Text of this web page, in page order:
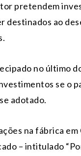
pretendem
destinados ao
no último
se o
adotado.
na fábrica em
– intitulado